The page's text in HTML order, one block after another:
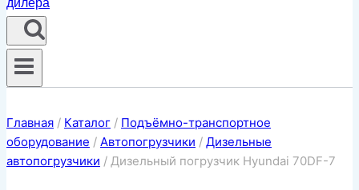
Главная / Каталог / Подъёмно-транспортное
оборудование / Автопогрузчики / Дизельные
автопогрузчики / Дизельный погрузчик Hyundai 70DF-7